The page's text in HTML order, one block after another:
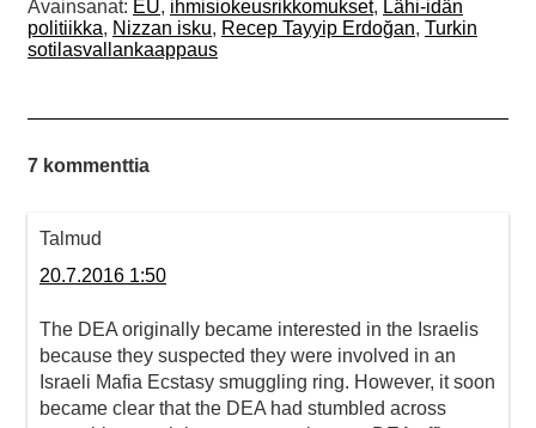
Avainsanat: EU, ihmisiokeusrikkomukset, Lähi-idän
politiikka, Nizzan isku, Recep Tayyip Erdoğan, Turkin
sotilasvallankaappaus
7 kommenttia
Talmud
20.7.2016 1:50
The DEA originally became interested in the Israelis
because they suspected they were involved in an
Israeli Mafia Ecstasy smuggling ring. However, it soon
became clear that the DEA had stumbled across